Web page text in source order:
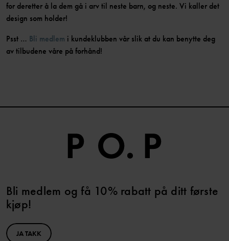
for deretter å la dem gå i arv til neste barn, og neste. Vi kaller det
design som holder!
Psst … Bli medlem i kundeklubben vår slik at du kan benytte deg
av tilbudene våre på forhånd!
Bli medlem og få 10% rabatt på ditt første
kjøp!
JA TAKK